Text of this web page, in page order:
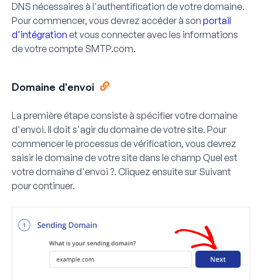
DNS nécessaires à l'authentification de votre domaine.
Pour commencer, vous devrez accéder à son portail
d'intégration et vous connecter avec les informations
de votre compte SMTP.com.
Domaine d'envoi
La première étape consiste à spécifier votre domaine
d'envoi. Il doit s'agir du domaine de votre site. Pour
commencer le processus de vérification, vous devrez
saisir le domaine de votre site dans le champ Quel est
votre domaine d'envoi ?. Cliquez ensuite sur Suivant
pour continuer.